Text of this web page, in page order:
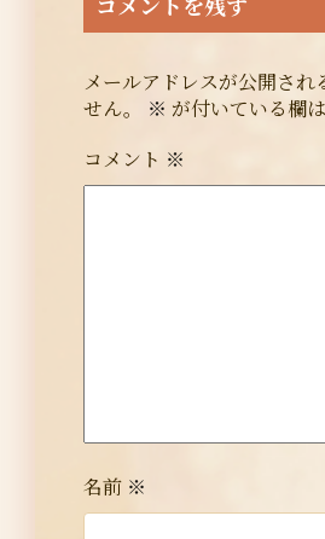
メールアドレスが公開され
せん。
※ が付いている欄
コメント ※
名前 ※